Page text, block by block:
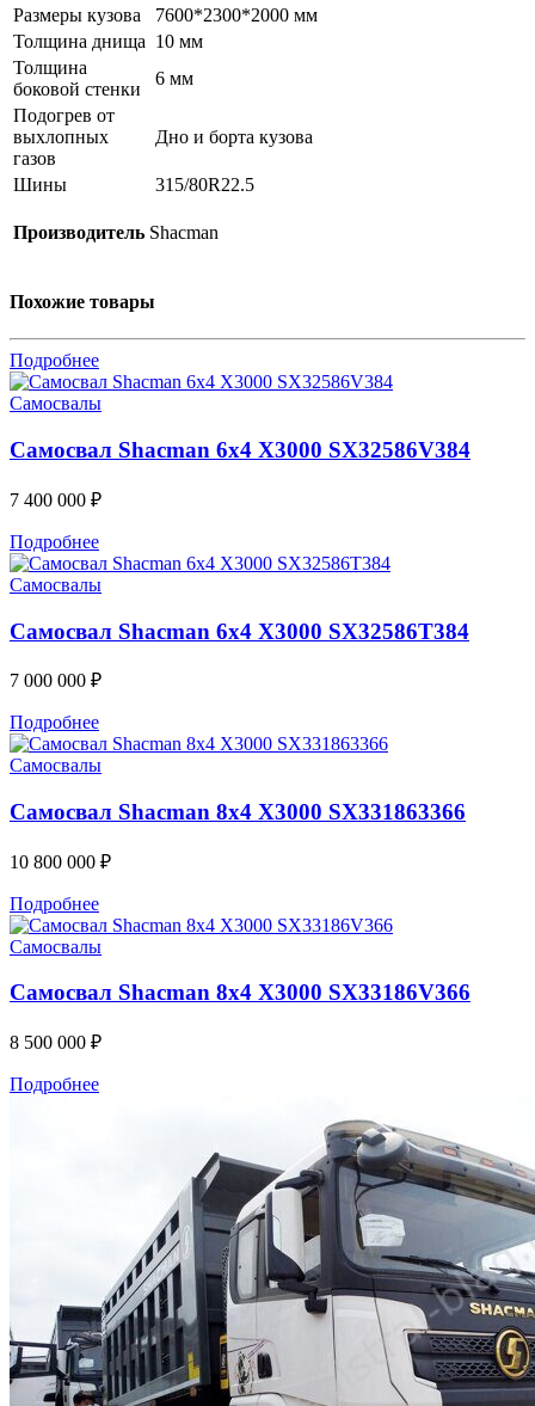
Размеры кузова
7600*2300*2000 мм
Толщина днища 10 мм
Толщина
боковой стенки
6 мм
Подогрев от
выхлопных
газов
Дно и борта кузова
Шины 315/80R22.5
Производитель Shacman
Похожие товары
Подробнее
Самосвалы
Самосвал Shacman 6x4 X3000 SX32586V384
7 400 000 ₽
Подробнее
Самосвалы
Самосвал Shacman 6x4 X3000 SX32586T384
7 000 000 ₽
Подробнее
Самосвалы
Самосвал Shacman 8x4 X3000 SX331863366
10 800 000 ₽
Подробнее
Самосвалы
Самосвал Shacman 8x4 X3000 SX33186V366
8 500 000 ₽
Подробнее